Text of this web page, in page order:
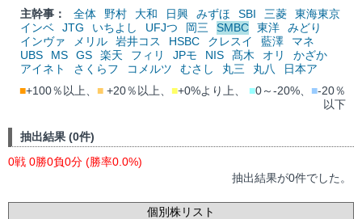
主幹事：
全体 野村 大和 日興 みずほ SBI 三菱
東海東京
インベ
JTG いちよし UFJつ 岡三 SMBC 東洋
みどり
インヴァ
メリル 岩井コス HSBC クレスイ 藍澤
マネ
UBS
MS GS 楽天 フィリ JPモ NIS 髙木 オリ
かざか
アイネト
さくらフ コメルツ むさし 丸三 丸八
日本ア
■+100％以上、 ■ +20％以上、 ■+0%より上、 ■0～-20%、 ■-20％
以下
抽出結果 (0件)
0戦 0勝0負0分 (勝率0.0%)
抽出結果が0件でした。
個別株リスト